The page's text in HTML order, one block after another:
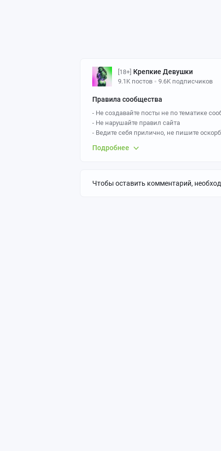
[18+] Крепкие Девушки
9.1K постов 9.6K подписчиков
Правила сообщества
- Не создавайте посты не по тематике
- Не нарушайте правил сайта
- Ведите себя прилично, не пишите
температуры.
Подробнее
Чтобы оставить комментарий,